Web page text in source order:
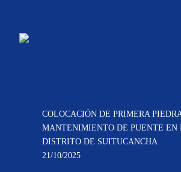
COLOCACIÓN DE PRIMERA
MANTENIMIENTO DE PUENTE EN
DISTRITO DE SUITUCANCHA
21/10/2025